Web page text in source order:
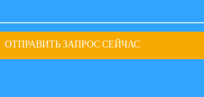
ОТПРАВИТЬ ЗАПРОС СЕЙЧАС